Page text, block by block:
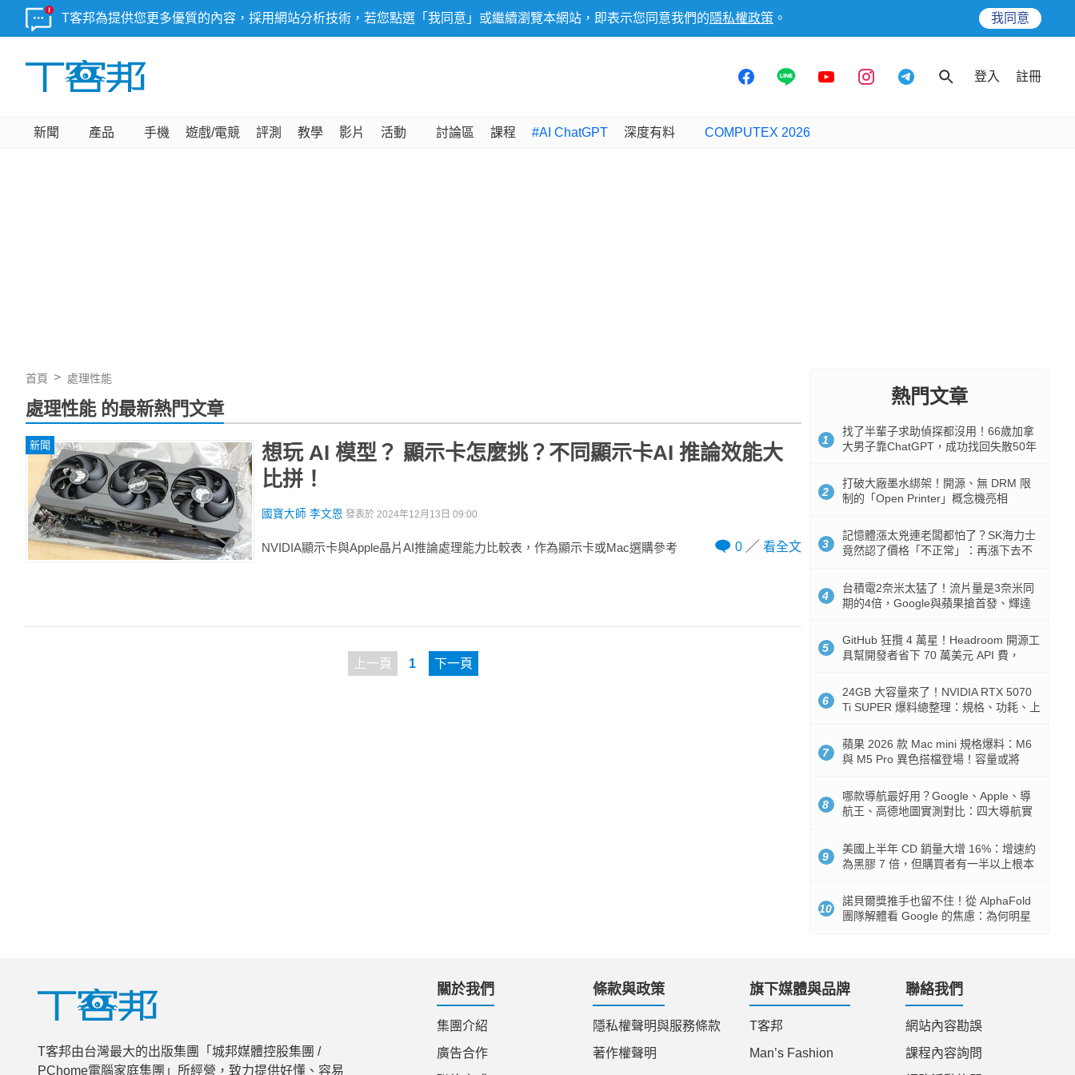
T客邦為提供您更多優質的內容，採用網站分析技術，若您點選「我同意」或繼續瀏覽本網站，即表示您同意我們的 隱私權政策 。 我同意
登入 註冊
新聞 產品 手機 遊戲/電競 評測 教學 影片 活動 討論區 課程 #AI ChatGPT 深度有料 COMPUTEX 2026
首頁 處理性能
處理性能 的最新熱門文章
新聞
想玩 AI 模型？ 顯示卡怎麼挑？不同顯示卡AI 推論效能大
比拼！
國寶大師 李文恩 發表於 2024年12月13日 09:00
NVIDIA顯示卡與Apple晶片AI推論處理能力比較表，作為顯示卡或Mac選購參考 0 看全文
上一頁 1 下一頁
熱門文章
1
找了半輩子求助偵探都沒用！66歲加拿
大男子靠ChatGPT，成功找回失散50年
2
打破大廠墨水綁架！開源、無 DRM 限
制的「Open Printer」概念機亮相
3
記憶體漲太兇連老闆都怕了？SK海力士
竟然認了價格「不正常」：再漲下去不
4
台積電2奈米太猛了！流片量是3奈米同
期的4倍，Google與蘋果搶首發、輝達
5
GitHub 狂攬 4 萬星！Headroom 開源工
具幫開發者省下 70 萬美元 API 費，
6
24GB 大容量來了！NVIDIA RTX 5070
Ti SUPER 爆料總整理：規格、功耗、上
7
蘋果 2026 款 Mac mini 規格爆料：M6
與 M5 Pro 異色搭檔登場！容量或將
8
哪款導航最好用？Google、Apple、導
航王、高德地圖實測對比：四大導航實
9
美國上半年 CD 銷量大增 16%：增速約
為黑膠 7 倍，但購買者有一半以上根本
10
諾貝爾獎推手也留不住！從 AlphaFold
團隊解體看 Google 的焦慮：為何明星
T客邦由台灣最大的出版集團「城邦媒體控股集團 /
PChome電腦家庭集團」所經營，致力提供好懂、容易
關於我們
集團介紹
廣告合作
條款與政策
隱私權聲明與服務條款
著作權聲明
旗下媒體與品牌
T客邦
Man’s Fashion
聯絡我們
網站內容勘誤
課程內容詢問